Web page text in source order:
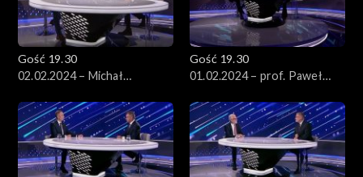
Gość 19.30
02.02.2024 – Michał
Gość 19.30
01.02.2024 – prof. Paweł